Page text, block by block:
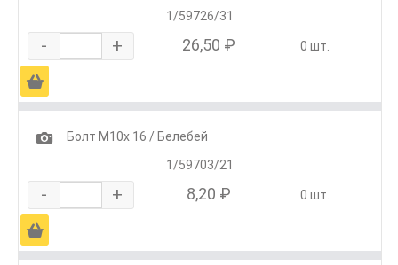
1/59726/31
- + 26,50 ₽ 0 шт.
Ä
1
Болт М10х 16 / Белебей
1/59703/21
- + 8,20 ₽ 0 шт.
Ä